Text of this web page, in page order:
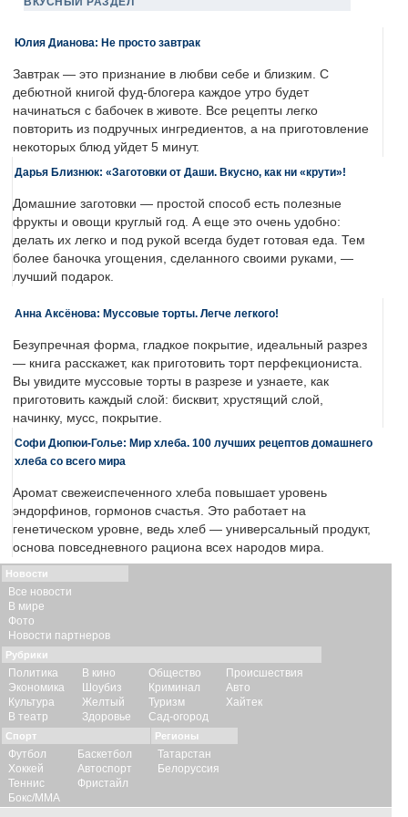
Юлия Дианова: Не просто завтрак
Завтрак — это признание в любви себе и близким. С
дебютной книгой фуд-блогера каждое утро будет
начинаться с бабочек в животе. Все рецепты легко
повторить из подручных ингредиентов, а на приготовление
некоторых блюд уйдет 5 минут.
Дарья Близнюк: «Заготовки от Даши. Вкусно, как ни «крути»!
Домашние заготовки — простой способ есть полезные
фрукты и овощи круглый год. А еще это очень удобно:
делать их легко и под рукой всегда будет готовая еда. Тем
более баночка угощения, сделанного своими руками, —
лучший подарок.
Анна Аксёнова: Муссовые торты. Легче легкого!
Безупречная форма, гладкое покрытие, идеальный разрез
— книга расскажет, как приготовить торт перфекциониста.
Вы увидите муссовые торты в разрезе и узнаете, как
приготовить каждый слой: бисквит, хрустящий слой,
начинку, мусс, покрытие.
Софи Дюпюи-Голье: Мир хлеба. 100 лучших рецептов домашнего
хлеба со всего мира
Аромат свежеиспеченного хлеба повышает уровень
эндорфинов, гормонов счастья. Это работает на
генетическом уровне, ведь хлеб — универсальный продукт,
основа повседневного рациона всех народов мира.
Новости
Все новости
В мире
Фото
Новости партнеров
Рубрики
Политика
Экономика
Культура
В театр
В кино
Шоубиз
Желтый
Здоровье
Общество
Криминал
Туризм
Сад-огород
Происшествия
Авто
Хайтек
Спорт
Футбол
Хоккей
Теннис
Бокс/ММА
Баскетбол
Автоспорт
Фристайл
Регионы
Татарстан
Белоруссия